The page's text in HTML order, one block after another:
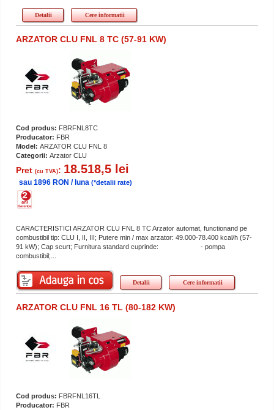
Detalii Cere informatii
ARZATOR CLU FNL 8 TC (57-91 KW)
Cod produs: FBRFNL8TC
Producator: FBR
Model: ARZATOR CLU FNL 8
Categorii: Arzator CLU
Pret (cu TVA): 18.518,5 lei
sau 1896 RON / luna (*detalii rate)
CARACTERISTICI ARZATOR CLU FNL 8 TC Arzator automat, functionand pe
combustibil tip: CLU I, II, III; Putere min / max arzator: 49.000-78.400 kcal/h (57-
91 kW); Cap scurt; Furnitura standard cuprinde: - pompa
combustibil;...
Detalii Cere informatii
ARZATOR CLU FNL 16 TL (80-182 KW)
Cod produs: FBRFNL16TL
Producator: FBR